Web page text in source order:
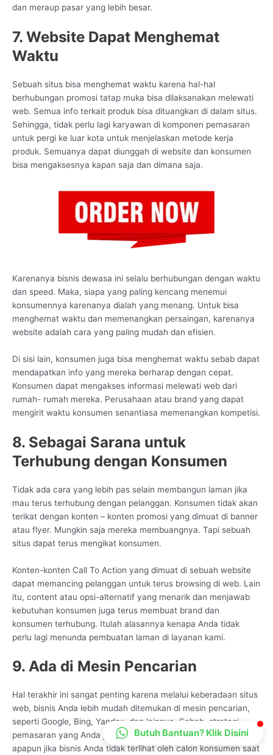
dan meraup pasar yang lebih besar.
7. Website Dapat Menghemat
Waktu
Sebuah situs bisa menghemat waktu karena hal-hal
berhubungan promosi tatap muka bisa dilaksanakan melewati
web. Semua info terkait produk bisa dituangkan di dalam situs.
Sehingga, tidak perlu lagi karyawan di komponen pemasaran
untuk pergi ke luar kota untuk menjelaskan metode kerja
produk. Semuanya dapat diunggah di website dan konsumen
bisa mengaksesnya kapan saja dan dimana saja.
Karenanya bisnis dewasa ini selalu berhubungan dengan waktu
dan speed. Maka, siapa yang paling kencang menemui
konsumennya karenanya dialah yang menang. Untuk bisa
menghemat waktu dan memenangkan persaingan, karenanya
website adalah cara yang paling mudah dan efisien.
Di sisi lain, konsumen juga bisa menghemat waktu sebab dapat
mendapatkan info yang mereka berharap dengan cepat.
Konsumen dapat mengakses informasi melewati web dari
rumah- rumah mereka. Perusahaan atau brand yang dapat
mengirit waktu konsumen senantiasa memenangkan kompetisi.
8. Sebagai Sarana untuk
Terhubung dengan Konsumen
Tidak ada cara yang lebih pas selain membangun laman jika
mau terus terhubung dengan pelanggan. Konsumen tidak akan
terikat dengan konten – konten promosi yang dimuat di banner
atau flyer. Mungkin saja mereka membuangnya. Tapi sebuah
situs dapat terus mengikat konsumen.
Konten-konten Call To Action yang dimuat di sebuah website
dapat memancing pelanggan untuk terus browsing di web. Lain
itu, content atau opsi-alternatif yang menarik dan menjawab
kebutuhan konsumen juga terus membuat brand dan
konsumen terhubung. Itulah alasannya kenapa Anda tidak
perlu lagi menunda pembuatan laman di layanan kami.
9. Ada di Mesin Pencarian
Hal terakhir ini sangat penting karena melalui keberadaan situs
web, bisnis Anda lebih mudah ditemukan di mesin pencarian,
seperti Google, Bing, Yandex, dan lainnya. Sebab, strategi
pemasaran yang Anda jalankan tidak akan membawa hasil
apapun jika bisnis Anda tidak terlihat oleh calon konsumen saat
CS Lenteraweb
Online
Butuh Bantuan? Klik Disini